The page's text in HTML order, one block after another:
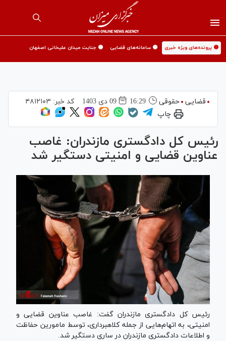
🟡 پرونده‌های ویژه خبری 🟡 سامانه‌های قضایی 🟡 جنایت میدان علیخانی اصفهان
قضایی حقوقی 16:29 09 دی 1403 کد خبر: ۴۸۱۲۱۰۳
چاپ
رئیس کل دادگستری مازندران: غاصب
عناوین قضایی و امنیتی دستگیر شد
رئیس کل دادگستری مازندران گفت: غاصب عناوین قضایی و
امنیتی، به اتهام‌هایی از جمله کلاهبرداری، توسط مامورین حفاظت
و اطلاعات دادگستری مازندران در ساری دستگیر شد.